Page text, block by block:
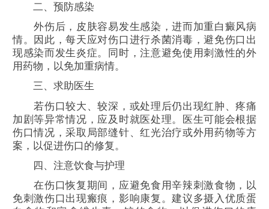
二、预防感染
外伤后，皮肤容易发生感染，进而加重白癜风病
情。因此，每天应对伤口进行杀菌消毒，避免伤口出
现感染而发生炎症。同时，注意避免使用刺激性的外
用药物，以免加重病情。
三、求助医生
若伤口较大、较深，或处理后仍出现红肿、疼痛
加剧等异常情况，应及时就医处理。医生可能会根据
伤口情况，采取局部缝针、红光治疗或外用药物等方
案，以促进伤口的修复。
四、注意饮食与护理
在伤口恢复期间，应避免食用辛辣刺激食物，以
免刺激伤口出现瘢痕，影响康复。建议多摄入优质蛋